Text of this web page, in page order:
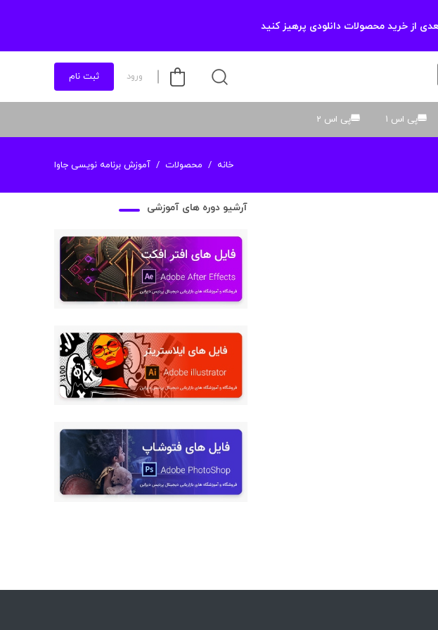
از خرید محصولات دانلودی پرهیز کنید
و صدا
ورود ثبت نام
پی اس 1 پی اس 2
خانه محصولات آموزش برنامه نویسی جاوا
آرشیو دوره های آموزشی